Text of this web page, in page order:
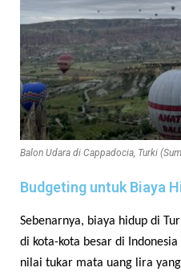
Balon Udara di Cappadocia, Turki
Budgeting untuk Biaya
Sebenarnya, biaya hidup di
di kota-kota besar di
nilai tukar mata uang lira